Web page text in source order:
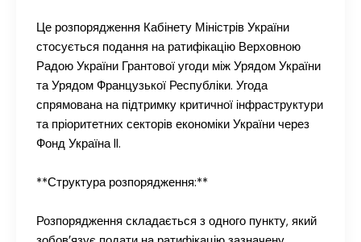
Це розпорядження Кабінету Міністрів України
стосується подання на ратифікацію Верховною
Радою України Грантової угоди між Урядом України
та Урядом Французької Республіки. Угода
спрямована на підтримку критичної інфраструктури
та пріоритетних секторів економіки України через
Фонд Україна II.
**Структура розпорядження:**
Розпорядження складається з одного пункту, який